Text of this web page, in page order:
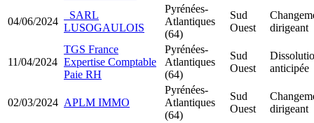
04/06/2024
SARL
LUSOGAULOIS
Pyrénées-
Atlantiques
(64)
Sud
Ouest
dirigeant
11/04/2024
TGS France
Expertise Comptable
Paie RH
Pyrénées-
Atlantiques
(64)
Sud
Ouest
anticipée
02/03/2024 APLM IMMO
Pyrénées-
Atlantiques
(64)
Sud
Ouest
dirigeant